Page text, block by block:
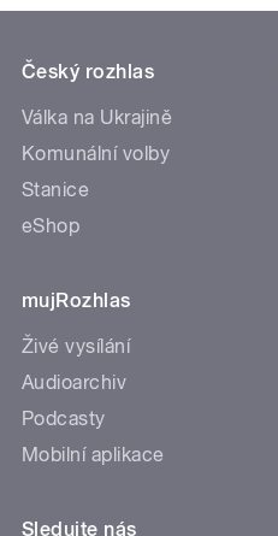
Český rozhlas
Válka na Ukrajině
Komunální volby
Stanice
eShop
mujRozhlas
Živé vysílání
Audioarchiv
Podcasty
Mobilní aplikace
Sledujte nás